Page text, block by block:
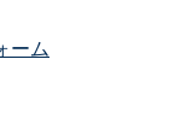
ーム